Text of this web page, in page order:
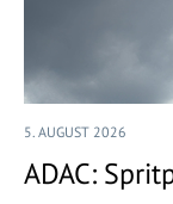
5. AUGUST 2026
ADAC: